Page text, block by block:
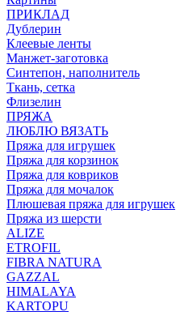
ПРИКЛАД
Дублерин
Клеевые ленты
Манжет-заготовка
Синтепон, наполнитель
Ткань, сетка
Флизелин
ПРЯЖА
ЛЮБЛЮ ВЯЗАТЬ
Пряжа для игрушек
Пряжа для корзинок
Пряжа для ковриков
Пряжа для мочалок
Плюшевая пряжа для игрушек
Пряжа из шерсти
ALIZE
ETROFIL
FIBRA NATURA
GAZZAL
HIMALAYA
KARTOPU